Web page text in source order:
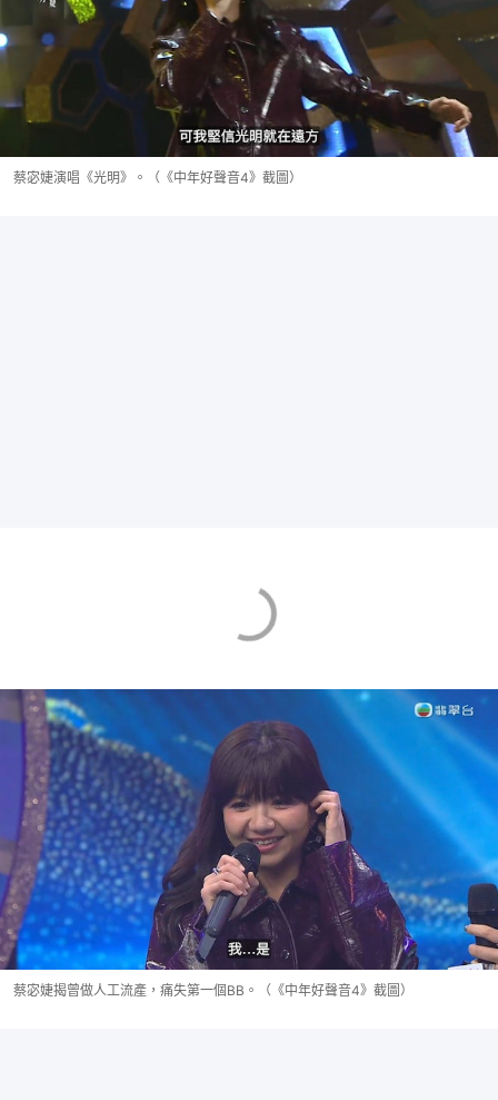
蔡宓婕演唱《光明》。（《中年好聲音4》截圖）
蔡宓婕揭曾做人工流產，痛失第一個BB。（《中年好聲音4》截圖）